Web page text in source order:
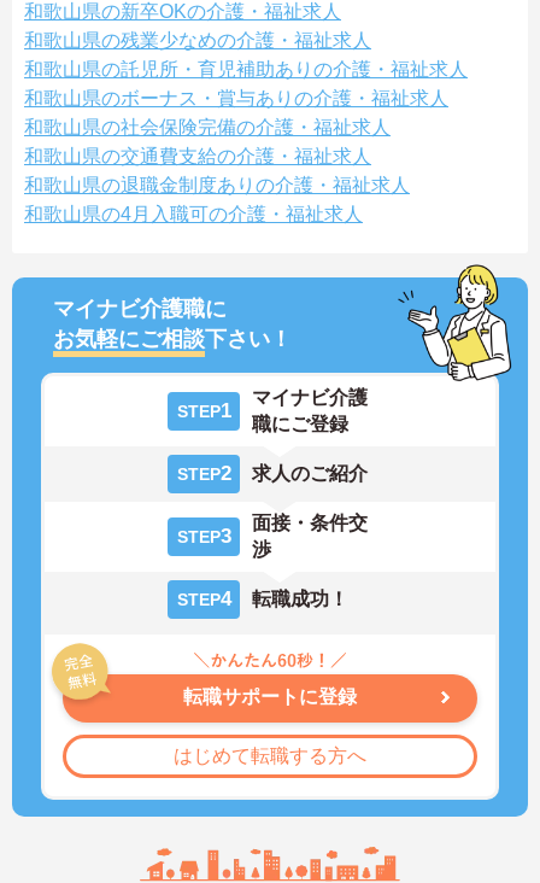
和歌山県の新卒OKの介護・福祉求人
和歌山県の残業少なめの介護・福祉求人
和歌山県の託児所・育児補助ありの介護・福祉求人
和歌山県のボーナス・賞与ありの介護・福祉求人
和歌山県の社会保険完備の介護・福祉求人
和歌山県の交通費支給の介護・福祉求人
和歌山県の退職金制度ありの介護・福祉求人
和歌山県の4月入職可の介護・福祉求人
マイナビ介護職に
お気軽にご相談下さい！
STEP1
マイナビ介護
職にご登録
STEP2 求人のご紹介
STEP3
面接・条件交
渉
STEP4 転職成功！
転職サポートに登録
はじめて転職する方へ